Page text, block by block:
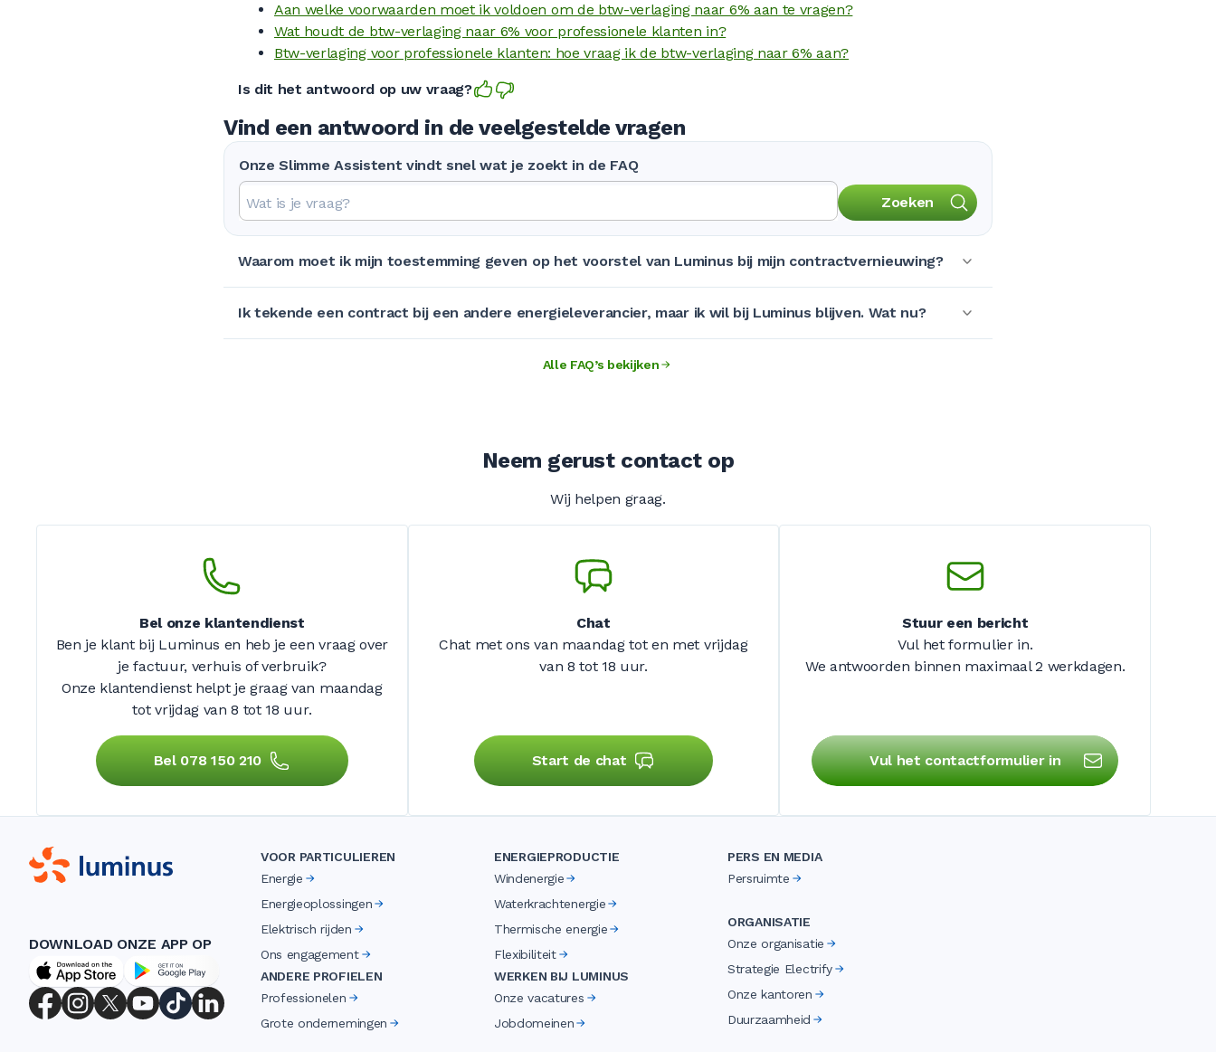
Aan welke voorwaarden moet ik voldoen om de btw-verlaging naar 6% aan te vragen?
Wat houdt de btw-verlaging naar 6% voor professionele klanten in?
Btw-verlaging voor professionele klanten: hoe vraag ik de btw-verlaging naar 6% aan?
Is dit het antwoord op uw vraag?
Vind een antwoord in de veelgestelde vragen
Onze Slimme Assistent vindt snel wat je zoekt in de FAQ
Zoeken
Waarom moet ik mijn toestemming geven op het voorstel van Luminus bij mijn contractvernieuwing?
Ik tekende een contract bij een andere energieleverancier, maar ik wil bij Luminus blijven. Wat nu?
Alle FAQ’s bekijken
Neem gerust contact op
Wij helpen graag.
Bel onze klantendienst
Ben je klant bij Luminus en heb je een vraag over
je factuur, verhuis of verbruik?
Onze klantendienst helpt je graag van maandag
tot vrijdag van 8 tot 18 uur.
Bel 078 150 210
Chat
Chat met ons van maandag tot en met vrijdag
van 8 tot 18 uur.
Start de chat
Stuur een bericht
Vul het formulier in.
We antwoorden binnen maximaal2 werkdagen.
Vul het contactformulier in
DOWNLOAD ONZE APP OP
VOOR PARTICULIEREN
Energie
Energieoplossingen
Elektrisch rijden
Ons engagement
ANDERE PROFIELEN
Professionelen
Grote ondernemingen
ENERGIEPRODUCTIE
Windenergie
Waterkrachtenergie
Thermische energie
Flexibiliteit
WERKEN BIJ LUMINUS
Onze vacatures
Jobdomeinen
PERS EN MEDIA
Persruimte
ORGANISATIE
Onze organisatie
Strategie Electrify
Onze kantoren
Duurzaamheid